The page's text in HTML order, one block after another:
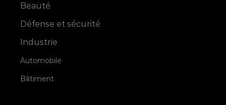
Beauté
Défense et sécurité
Industrie
Automobile
Bâtiment